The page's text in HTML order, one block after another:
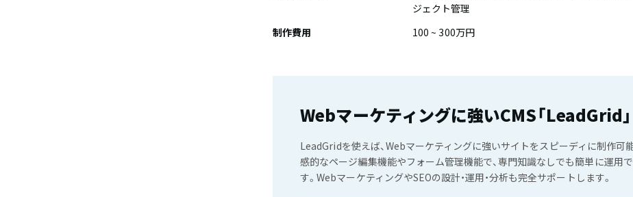
ジェクト管理
制作費用
100 ~ 300万円
Webマーケティングに強いCMS「LeadGrid」
LeadGridを使えば、Webマーケティングに強いサイトをスピーディに制作可
感的なページ編集機能やフォーム管理機能で、専門知識なしでも簡単に運用
す。WebマーケティングやSEOの設計・運用・分析も完全サポートします。